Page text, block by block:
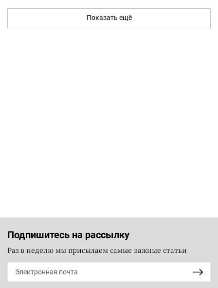
Показать ещё
Подпишитесь на рассылку
Раз в неделю мы присылаем самые важные статьи